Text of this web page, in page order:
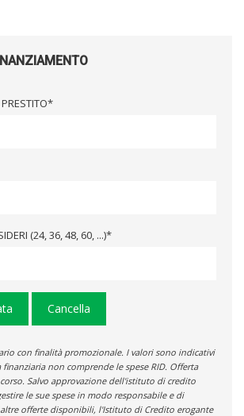
(24, 36, 48, 60, ...)*
Cancella
con finalità promozionale. I valori sono indicativi
finanziaria non comprende le spese RID. Offerta
Salvo approvazione dell'istituto di credito
le sue spese in modo responsabile e di
offerte disponibili, l'Istituto di Credito erogante